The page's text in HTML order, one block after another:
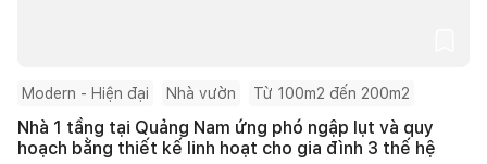
Modern - Hiện đại Nhà vườn Từ 100m2 đến 200m2
Nhà 1 tầng tại Quảng Nam ứng phó ngập lụt và quy
hoạch bằng thiết kế linh hoạt cho gia đình 3 thế hệ